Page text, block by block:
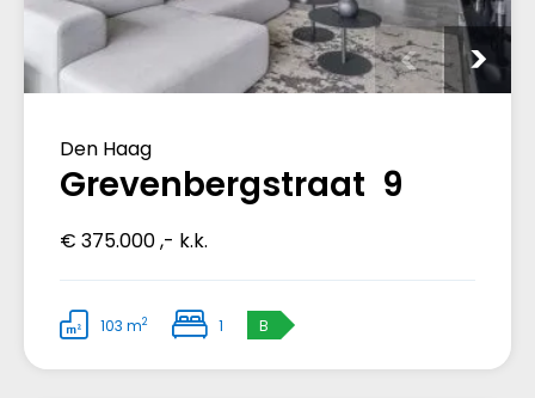
Den Haag
Grevenbergstraat 9
€ 375.000 ,- k.k.
103 m2 1 B